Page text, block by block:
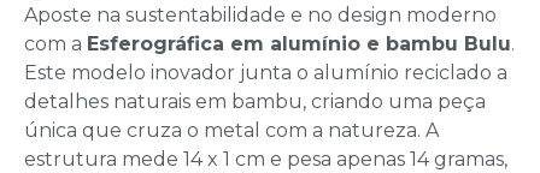
Aposte na sustentabilidade e no design moderno
com a Esferográfica em alumínio e bambu Bulu.
Este modelo inovador junta o alumínio reciclado a
detalhes naturais em bambu, criando uma peça
única que cruza o metal com a natureza. A
estrutura mede 14 x 1 cm e pesa apenas 14 gramas,